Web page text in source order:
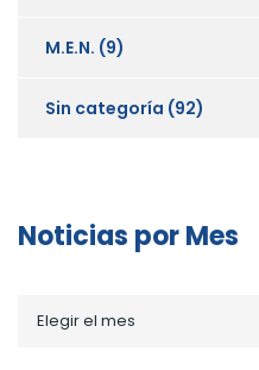
M.E.N. (9)
Sin categoría (92)
Noticias por Mes
porElegir el mes